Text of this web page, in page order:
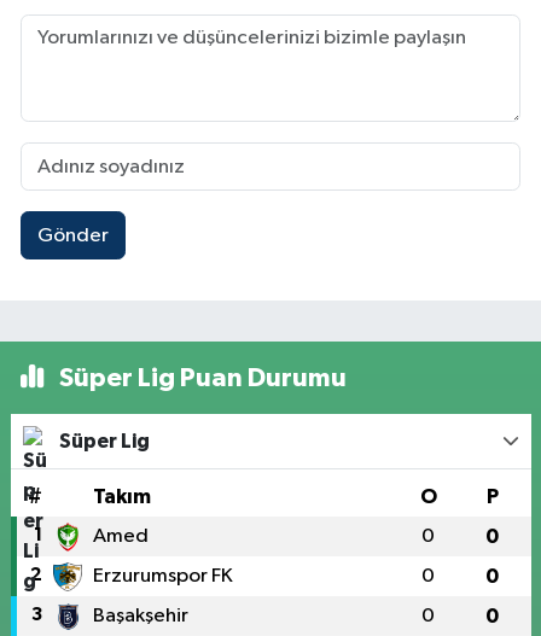
Gönder
Süper Lig Puan Durumu
Süper Lig
# Takım O P
1 Amed 0 0
2 Erzurumspor FK 0 0
3 Başakşehir 0 0